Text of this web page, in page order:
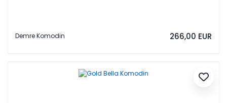
Demre Komodin 266,00 EUR